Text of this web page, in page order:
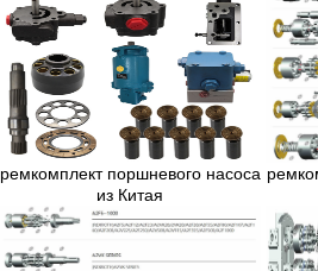
ремкомплект поршневого насоса
из Китая